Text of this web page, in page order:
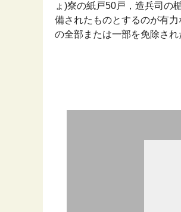
ょ)寮の紙戸50戸，造兵司の
備されたものとするのが有
の全部または一部を免除さ